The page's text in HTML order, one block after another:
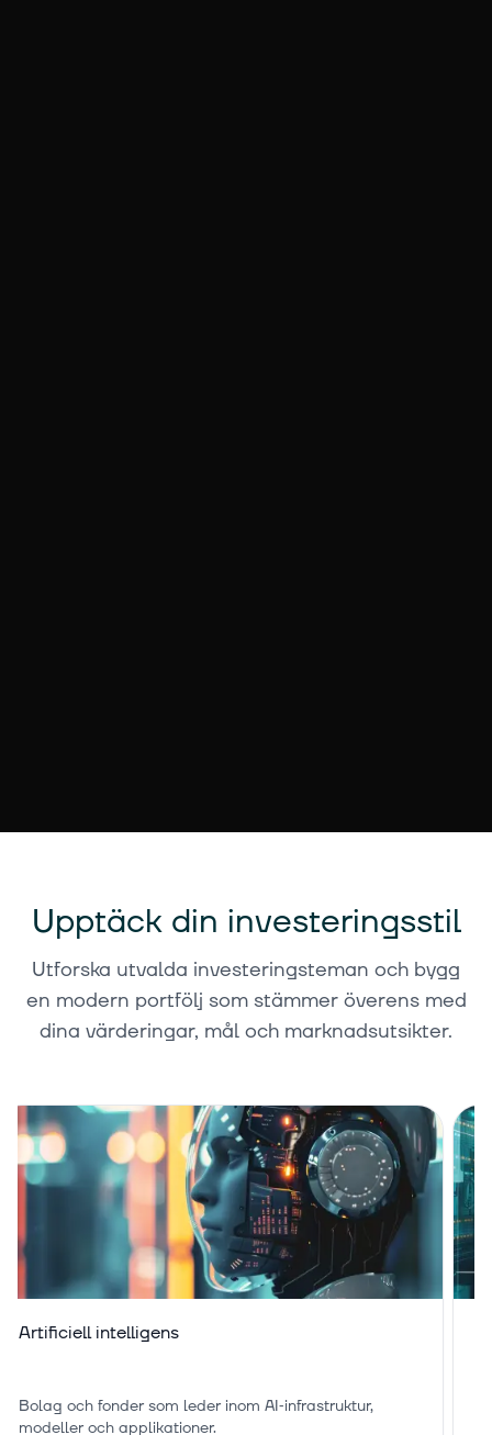
Upptäck din investeringsstil
Utforska utvalda investeringsteman och bygg
en modern portfölj som stämmer överens med
dina värderingar, mål och marknadsutsikter.
Artificiell intelligens
Bolag och fonder som leder inom AI‑infrastruktur,
modeller och applikationer.